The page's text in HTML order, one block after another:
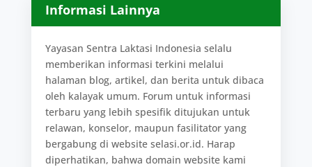
Informasi Lainnya
Yayasan Sentra Laktasi Indonesia selalu
memberikan informasi terkini melalui
halaman blog, artikel, dan berita untuk dibaca
oleh kalayak umum. Forum untuk informasi
terbaru yang lebih spesifik ditujukan untuk
relawan, konselor, maupun fasilitator yang
bergabung di website selasi.or.id. Harap
diperhatikan, bahwa domain website kami